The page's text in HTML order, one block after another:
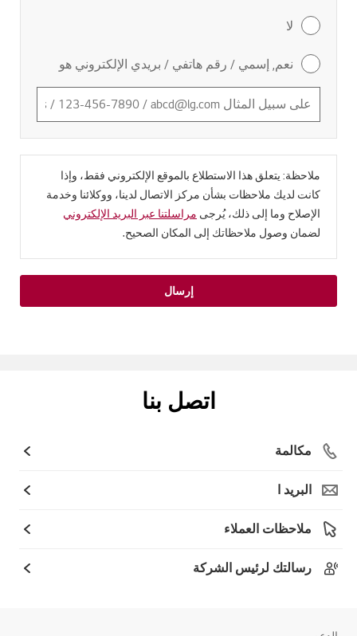
لا
نعم, إسمي / رقم هاتفي / بريدي الإلكتروني هو
ملاحظة: يتعلق هذا الاستطلاع بالموقع الإلكتروني فقط، وإذا
كانت لديك ملاحظات بشأن مركز الاتصال لدينا، ووكلائنا وخدمة
الإصلاح وما إلى ذلك، يُرجى مراسلتنا عبر البريد الإلكتروني
لضمان وصول ملاحظاتك إلى المكان الصحيح.
إرسال
اتصل بنا
مكالمة
البريد ا
ملاحظات العملاء
رسالتك لرئيس الشركة